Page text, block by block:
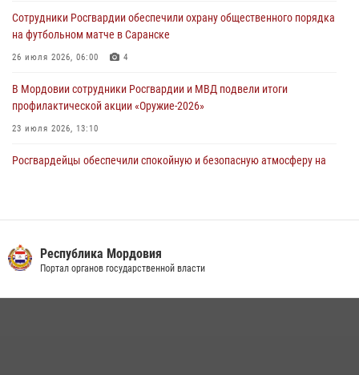
проведения масштабного праздника в Темникове
05 августа 2026, 09:04 4
Сотрудники Росгвардии обеспечили охрану общественного порядка
на футбольном матче в Саранске
26 июля 2026, 06:00 4
В Мордовии сотрудники Росгвардии и МВД подвели итоги
профилактической акции «Оружие‑2026»
23 июля 2026, 13:10
Росгвардейцы обеспечили спокойную и безопасную атмосферу на
обеспечили безопасность на футбольных мероприятиях: от
регионального турнира до Суперкубка России
Республика Мордовия
Портал органов государственной власти